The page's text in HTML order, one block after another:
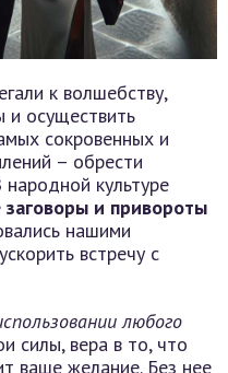
к волшебству,
и осуществить
сокровенных и
– обрести
культуре
заговоры и привороты
нашими
встречу с
любого
силы, вера в то, что
ваше желание. Без нее